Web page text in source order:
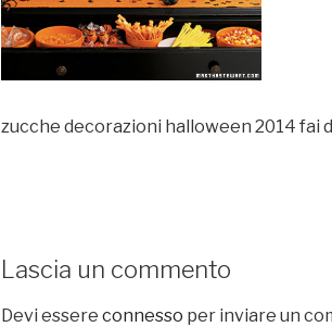
zucche decorazioni halloween 2014 fai
Lascia un commento
Devi essere connesso per inviare un